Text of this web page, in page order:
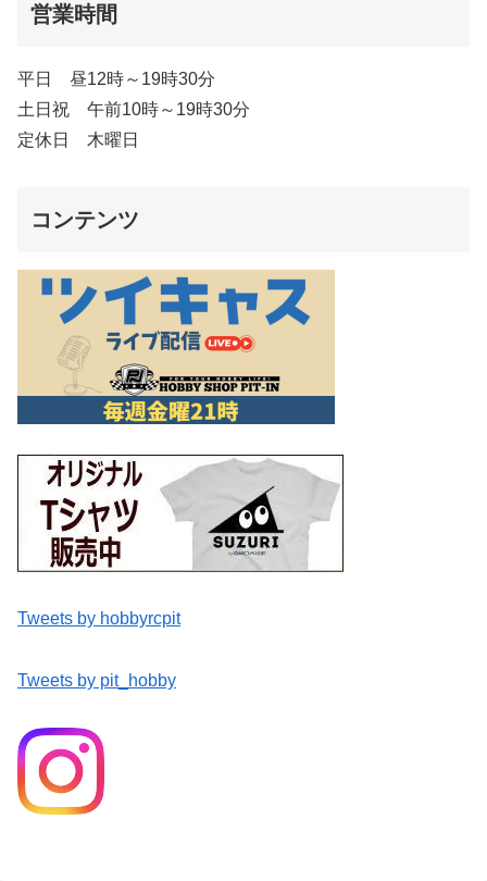
営業時間
平日 昼12時～19時30分
土日祝 午前10時～19時30分
定休日 木曜日
コンテンツ
Tweets by hobbyrcpit
Tweets by pit_hobby